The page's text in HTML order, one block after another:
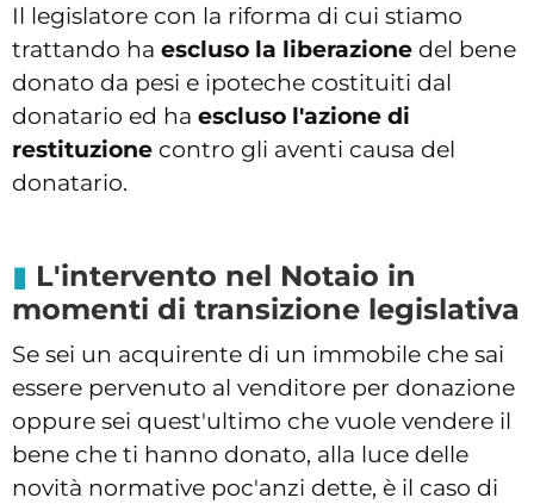
Il legislatore con la riforma di cui stiamo
trattando ha escluso la liberazione del bene
donato da pesi e ipoteche costituiti dal
donatario ed ha escluso l'azione di
restituzione contro gli aventi causa del
donatario.
L'intervento nel Notaio in
momenti di transizione legislativa
Se sei un acquirente di un immobile che sai
essere pervenuto al venditore per donazione
oppure sei quest'ultimo che vuole vendere il
bene che ti hanno donato, alla luce delle
novità normative poc'anzi dette, è il caso di